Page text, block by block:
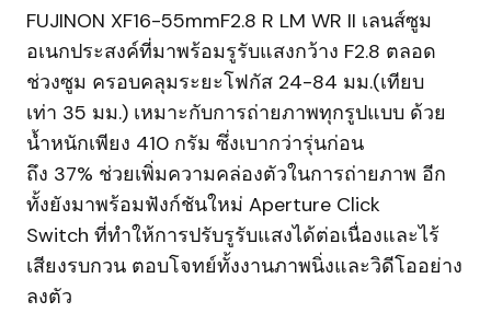
FUJINON XF16-55mmF2.8 R LM WR II เลนส์ซูม
อเนกประสงค์ที่มาพร้อมรูรับแสงกว้าง F2.8 ตลอด
ช่วงซูม ครอบคลุมระยะโฟกัส 24-84 มม.(เทียบ
เท่า 35 มม.) เหมาะกับการถ่ายภาพทุกรูปแบบ ด้วย
น้ำหนักเพียง 410 กรัม ซึ่งเบากว่ารุ่นก่อน
ถึง 37% ช่วยเพิ่มความคล่องตัวในการถ่ายภาพ อีก
ทั้งยังมาพร้อมฟังก์ชันใหม่ Aperture Click
Switch ที่ทำให้การปรับรูรับแสงได้ต่อเนื่องและไร้
เสียงรบกวน ตอบโจทย์ทั้งงานภาพนิ่งและวิดีโออย่าง
ลงตัว